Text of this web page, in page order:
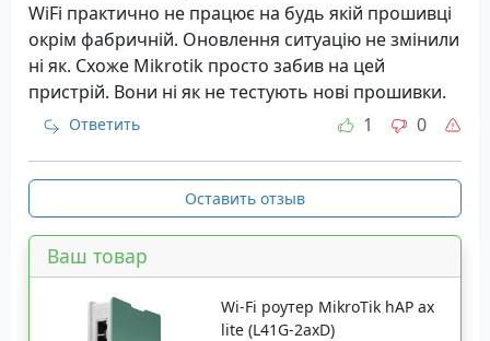
WiFi практично не працює на будь якій прошивці
окрім фабричній. Оновлення ситуацію не змінили
ні як. Схоже Mikrotik просто забив на цей
пристрій. Вони ні як не тестують нові прошивки.
Ответить 1 0
Оставить отзыв
Ваш товар
Wi-Fi роутер MikroTik hAP ax
lite (L41G-2axD)